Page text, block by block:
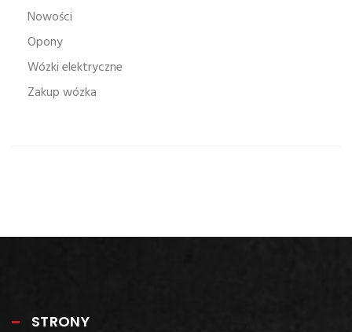
Nowości
Opony
Wózki elektryczne
Zakup wózka
STRONY